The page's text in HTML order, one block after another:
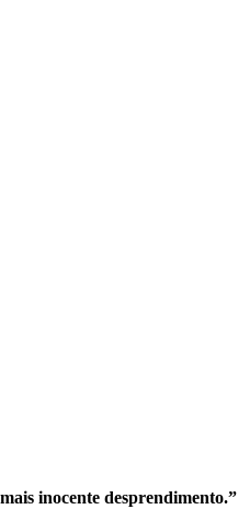
inocente desprendimento.”